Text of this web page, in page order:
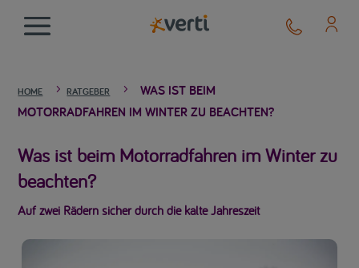
HOME 5 RATGEBER 5
WAS IST BEIM
MOTORRADFAHREN IM WINTER ZU BEACHTEN?
Was ist beim Motorradfahren im Winter zu
beachten?
Auf zwei Rädern sicher durch die kalte Jahreszeit